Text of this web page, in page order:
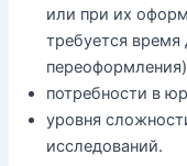
или при их
требуется время
потребности в
уровня
исследований.